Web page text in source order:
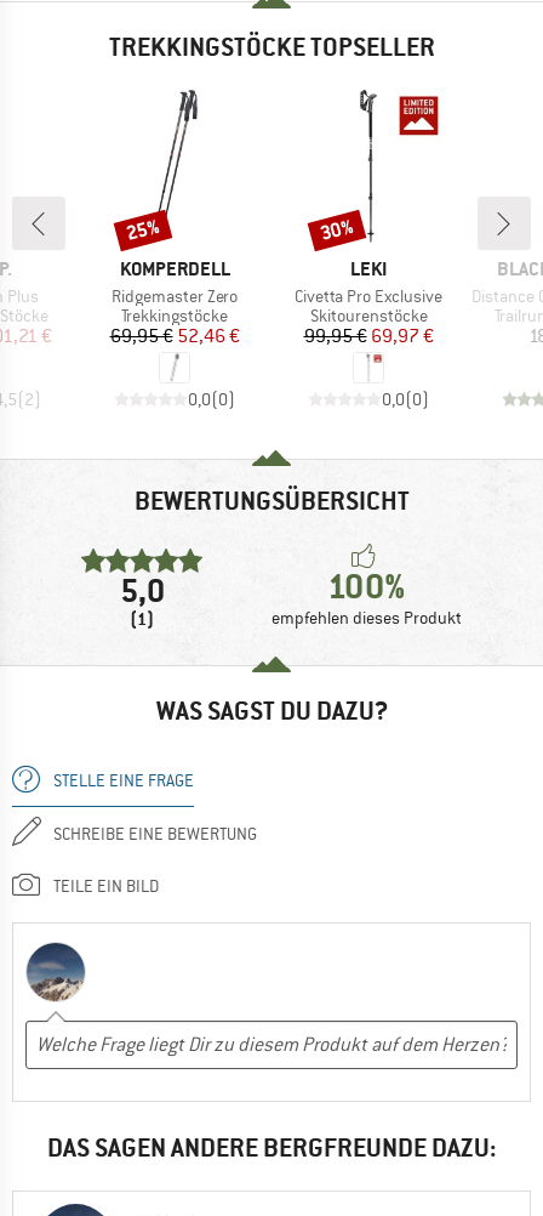
TREKKINGSTÖCKE TOPSELLER
Plus
Preis
€
(2)
MARKE
KOMPERDELL
Artikel
Ridgemaster Zero
Produktgruppe
Trekkingstöcke
Preis
69,95 €reduzierter Preis
52,46 €
0,0(0)
Rabatt
25%
MARKE
LEKI
Artikel
Civetta Pro Exclusive
Produktgruppe
Skitourenstöcke
Preis
99,95 €reduzierter Preis
69,97 €
0,0(0)
Rabatt
30%
Artikel
Distance
BEWERTUNGSÜBERSICHT
5,0
(1)
100%
empfehlen dieses Produkt
WAS SAGST DU DAZU?
STELLE EINE FRAGE
SCHREIBE EINE BEWERTUNG
TEILE EIN BILD
DAS SAGEN ANDERE BERGFREUNDE DAZU: